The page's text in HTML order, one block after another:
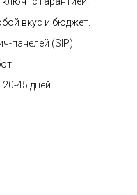
вкус и бюджет.
панелей (SIP).
45 дней.